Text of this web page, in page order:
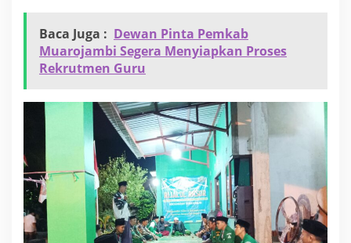
Baca Juga : Dewan Pinta Pemkab
Muarojambi Segera Menyiapkan Proses
Rekrutmen Guru